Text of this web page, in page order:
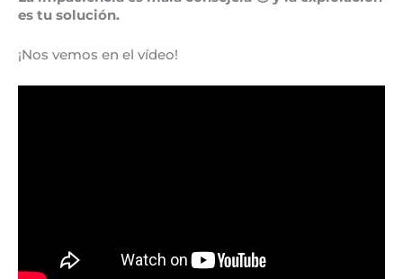
es tu solución.
¡Nos vemos en el vídeo!